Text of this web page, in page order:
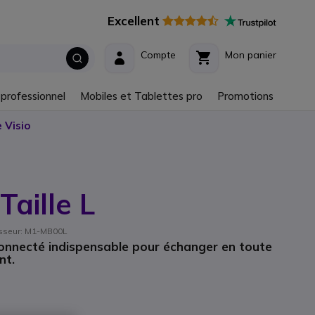
Excellent
Mon panier
Compte
Mobiles et Tablettes pro Promotions
Visio
L
M1-MB00L
indispensable pour échanger en toute